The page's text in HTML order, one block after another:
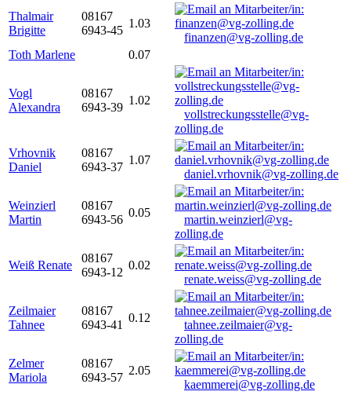
Thalmair
Brigitte
08167
6943-45
1.03
finanzen@vg-zolling.de
Toth Marlene
0.07
Vogl
Alexandra
08167
6943-39
1.02
vollstreckungsstelle@vg-
zolling.de
Vrhovnik
Daniel
08167
6943-37
1.07
daniel.vrhovnik@vg-zolling.de
Weinzierl
Martin
08167
6943-56
0.05
martin.weinzierl@vg-
zolling.de
Weiß Renate
08167
6943-12
0.02
renate.weiss@vg-zolling.de
Zeilmaier
Tahnee
08167
6943-41
0.12
tahnee.zeilmaier@vg-
zolling.de
Zelmer
Mariola
08167
6943-57
2.05
kaemmerei@vg-zolling.de